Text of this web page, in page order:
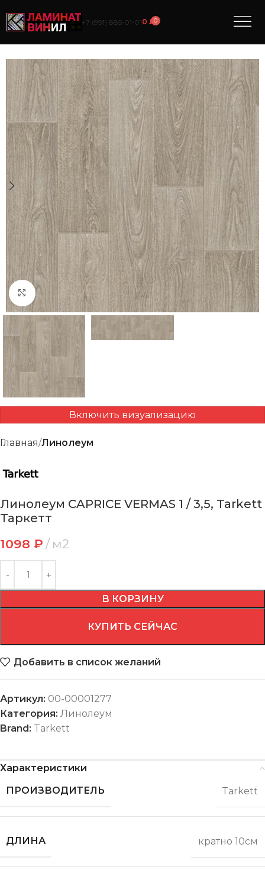
+7 (991) 885‑01‑010₽0
Нажмите, чтобы увеличить
Включить визуализацию
Главная Линолеум
Линолеум CAPRICE VERMAS 1 / 3,5, Tarkett
Таркетт
1098 ₽ м2
В КОРЗИНУ
КУПИТЬ СЕЙЧАС
Добавить в список желаний
Артикул: 00-00001277
Категория: Линолеум
Brand: Tarkett
Характеристики
ПРОИЗВОДИТЕЛЬ
Tarkett
ДЛИНА кратно 10см